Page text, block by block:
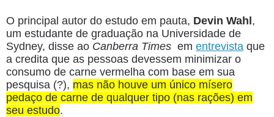
O principal autor do estudo em pauta, Devin Wahl,
um estudante de graduação na Universidade de
Sydney, disse ao Canberra Times em entrevista que
a credita que as pessoas devessem minimizar o
consumo de carne vermelha com base em sua
pesquisa (?), mas não houve um único mísero
pedaço de carne de qualquer tipo (nas rações) em
seu estudo.